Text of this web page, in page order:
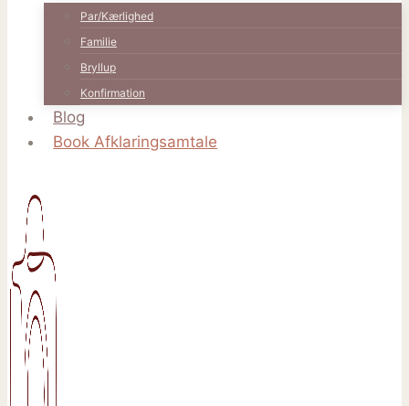
Par/Kærlighed
Familie
Bryllup
Konfirmation
Blog
Book Afklaringsamtale